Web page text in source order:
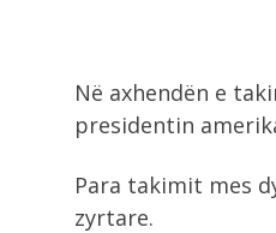
Në axhendën e
presidentin
Para takimit mes
zyrtare.